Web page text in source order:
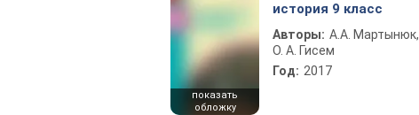
показать
обложку
история 9 класс
Авторы: А.А. Мартынюк,
О. А. Гисем
Год: 2017